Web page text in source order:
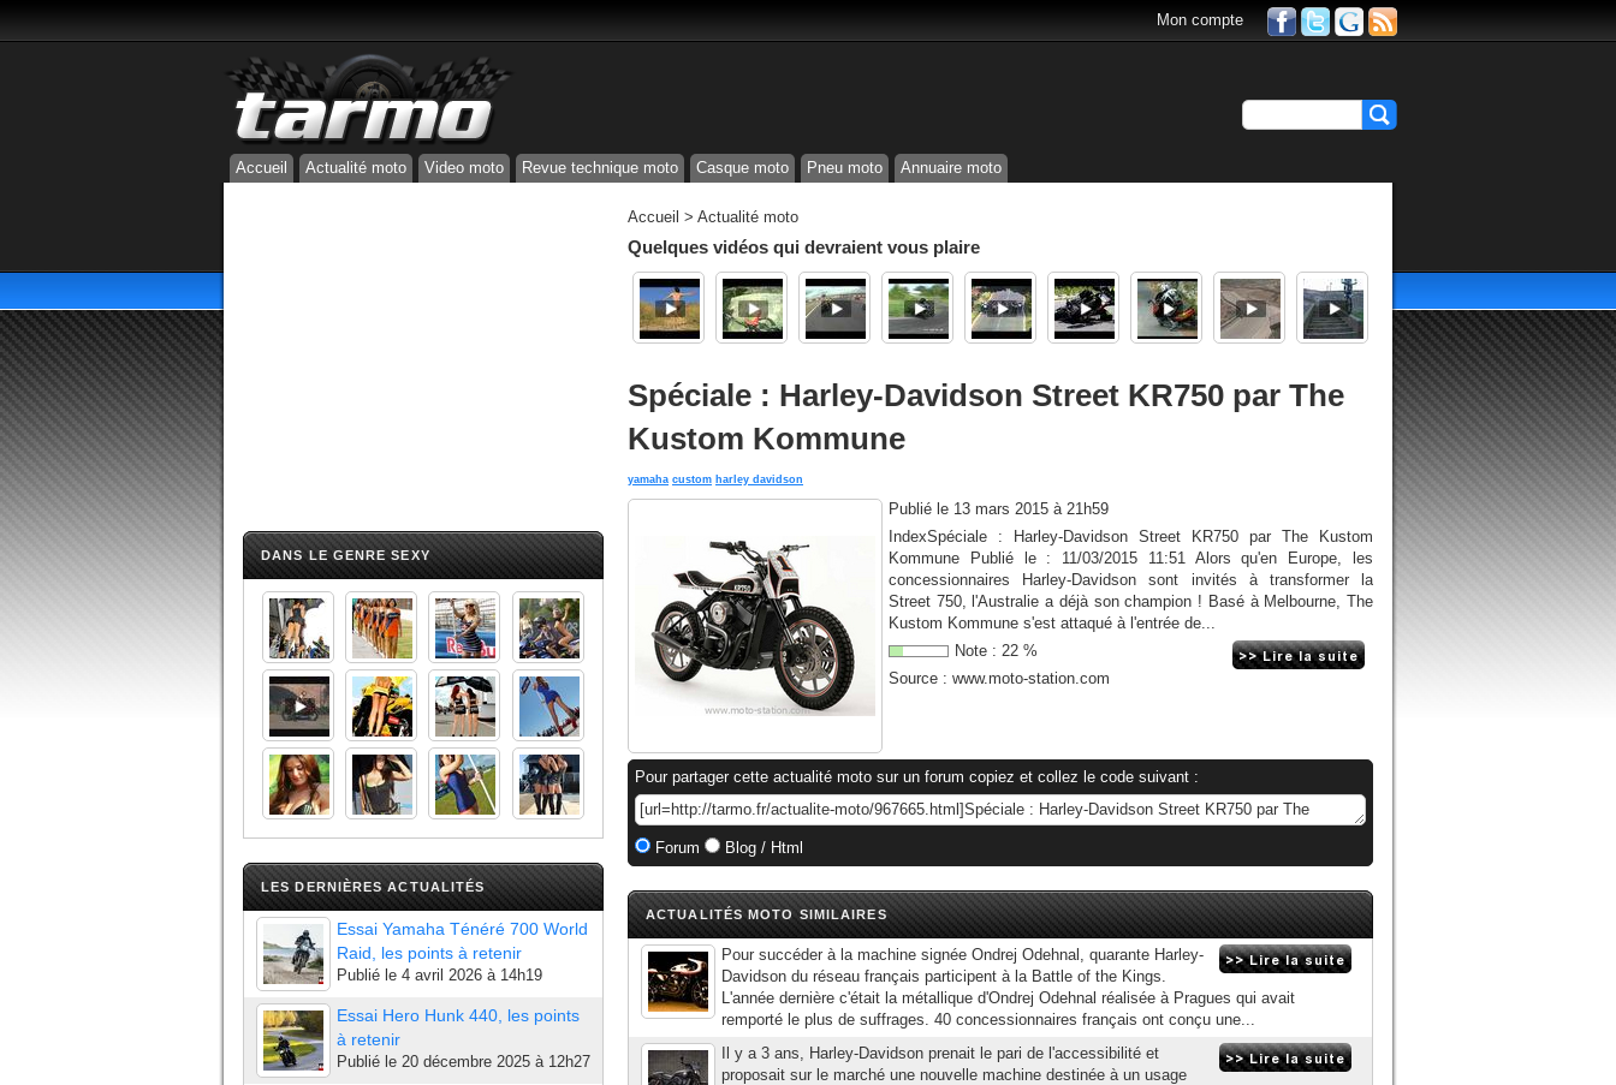
Mon compte
Accueil Actualité moto Video moto Revue technique moto Casque moto Pneu moto Annuaire moto
DANS LE GENRE SEXY
LES DERNIÈRES ACTUALITÉS
Essai Yamaha Ténéré 700 World
Raid, les points à retenir
Publié le 4 avril 2026 à 14h19
Essai Hero Hunk 440, les points
à retenir
Publié le 20 décembre 2025 à 12h27
Accueil > Actualité moto
Quelques vidéos qui devraient vous plaire
Spéciale : Harley-Davidson Street KR750 par The
Kustom Kommune
yamaha custom harley davidson
Publié le 13 mars 2015 à 21h59
IndexSpéciale : Harley-Davidson Street KR750 par The Kustom
Kommune Publié le : 11/03/2015 11:51 Alors qu'en Europe, les
concessionnaires Harley-Davidson sont invités à transformer la
Street 750, l'Australie a déjà son champion ! Basé à Melbourne, The
Kustom Kommune s'est attaqué à l'entrée de...
Note : 22 %
Source : www.moto-station.com
Pour partager cette actualité moto sur un forum copiez et collez le code suivant :
Forum Blog / Html
ACTUALITÉS MOTO SIMILAIRES
Pour succéder à la machine signée Ondrej Odehnal, quarante Harley-
Davidson du réseau français participent à la Battle of the Kings.
L'année dernière c'était la métallique d'Ondrej Odehnal réalisée à Pragues qui avait
remporté le plus de suffrages. 40 concessionnaires français ont conçu une...
Il y a 3 ans, Harley-Davidson prenait le pari de l'accessibilité et
proposait sur le marché une nouvelle machine destinée à un usage